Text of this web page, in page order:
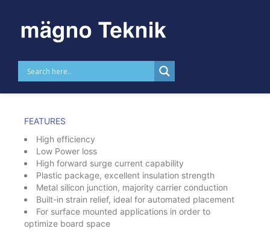
content
Schottky Diodes
FEATURES
High efficiency
Low Power loss
High forward surge current capability
Plastic package, excellent insulation strength
Metal silicon junction, majority carrier conduction
Built-in strain relief, ideal for automated placement
For surface mounted applications in order to
optimize board space